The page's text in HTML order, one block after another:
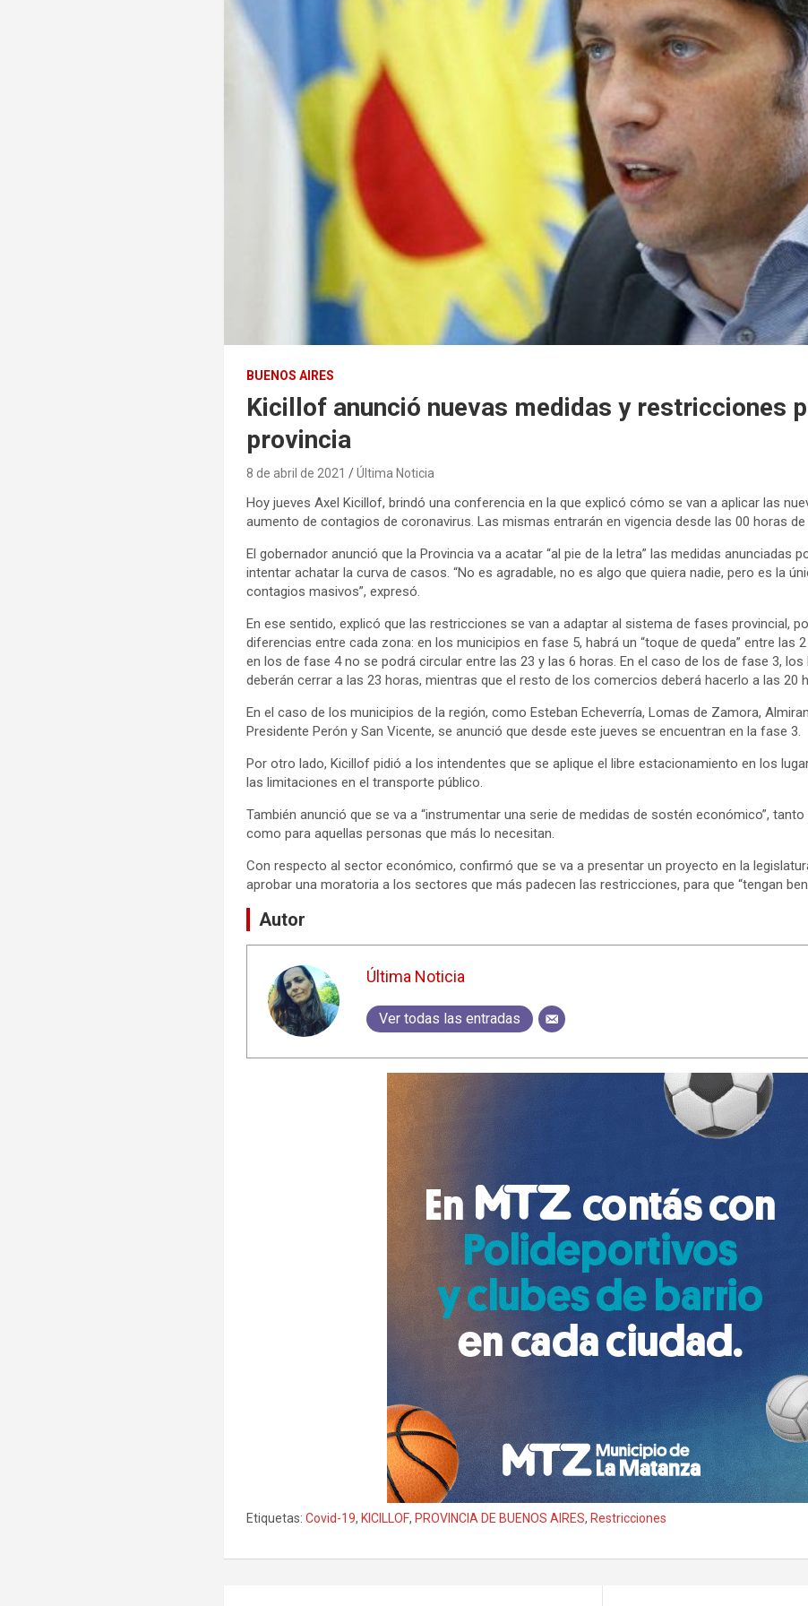
BUENOS AIRES
Kicillof anunció nuevas medidas y restricciones
provincia
8 de abril de 2021 Última Noticia
Hoy jueves Axel Kicillof, brindó una conferencia en la que explicó cómo se van a aplicar las
aumento de contagios de coronavirus. Las mismas entrarán en vigencia desde las 00 horas de
El gobernador anunció que la Provincia va a acatar “al pie de la letra” las medidas anunciadas
intentar achatar la curva de casos. “No es agradable, no es algo que quiera nadie, pero es la
contagios masivos”, expresó.
En ese sentido, explicó que las restricciones se van a adaptar al sistema de fases provincial,
diferencias entre cada zona: en los municipios en fase 5, habrá un “toque de queda” entre las
en los de fase 4 no se podrá circular entre las 23 y las 6 horas. En el caso de los de fase 3,
deberán cerrar a las 23 horas, mientras que el resto de los comercios deberá hacerlo a las 20
En el caso de los municipios de la región, como Esteban Echeverría, Lomas de Zamora,
Presidente Perón y San Vicente, se anunció que desde este jueves se encuentran en la fase 3.
Por otro lado, Kicillof pidió a los intendentes que se aplique el libre estacionamiento en los
las limitaciones en el transporte público.
También anunció que se va a “instrumentar una serie de medidas de sostén económico”,
como para aquellas personas que más lo necesitan.
Con respecto al sector económico, confirmó que se va a presentar un proyecto en la
aprobar una moratoria a los sectores que más padecen las restricciones, para que “tengan
Autor
Última Noticia
Ver todas las entradas
Etiquetas: Covid-19, KICILLOF, PROVINCIA DE BUENOS AIRES, Restricciones